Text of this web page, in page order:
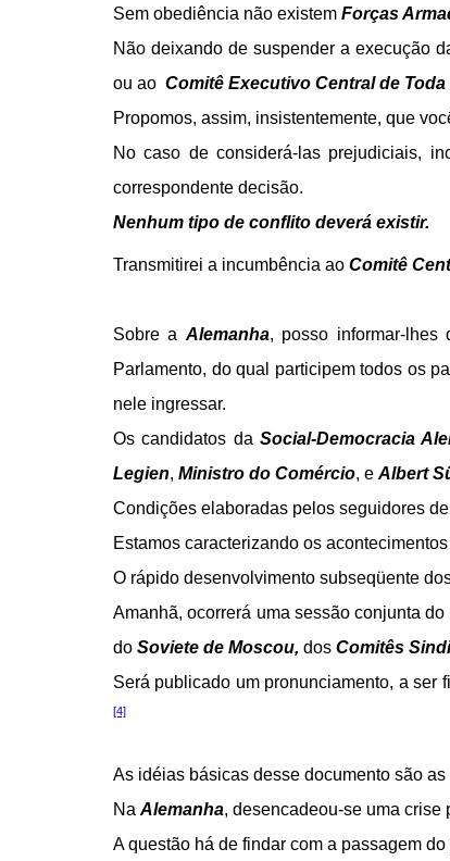
Sem obediência não existem Forças
Não deixando de suspender a execução
ou ao Comitê Executivo Central de Toda
Propomos, assim, insistentemente, que
No caso de considerá-las prejudiciais,
correspondente decisão.
Nenhum tipo de conflito deverá existir.
Transmitirei a incumbência ao Comitê
Sobre a Alemanha, posso informar-lhes
Parlamento, do qual participem todos os
nele ingressar.
Os candidatos da Social-Democracia
Legien, Ministro do Comércio, e Albert
Condições elaboradas pelos seguidores de
Estamos caracterizando os
O rápido desenvolvimento subseqüente
Amanhã, ocorrerá uma sessão conjunta do
do Soviete de Moscou, dos Comitês
Será publicado um pronunciamento, a ser
[4]
As idéias básicas desse documento são as
Na Alemanha, desencadeou-se uma crise
A questão há de findar com a passagem